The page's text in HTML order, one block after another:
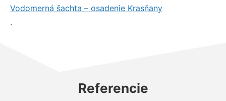
Vodomerná šachta – osadenie Krasňany
.
Referencie